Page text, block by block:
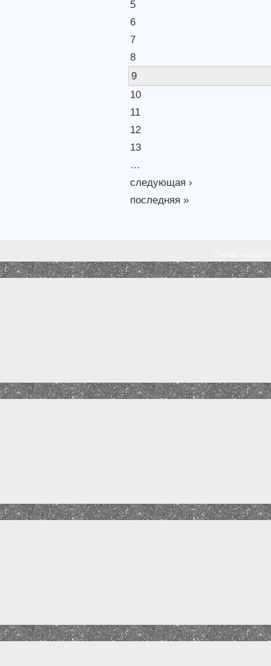
5
6
7
8
9
10
11
12
13
…
следующая ›
последняя »